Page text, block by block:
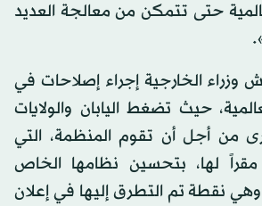
حتى تتمكن من معالجة العديد
وزراء الخارجية إجراء إصلاحات في
حيث تضغط اليابان والولايات
من أجل أن تقوم المنظمة، التي
لها، بتحسين نظامها الخاص
وهي نقطة تم التطرق إليها في إعلان